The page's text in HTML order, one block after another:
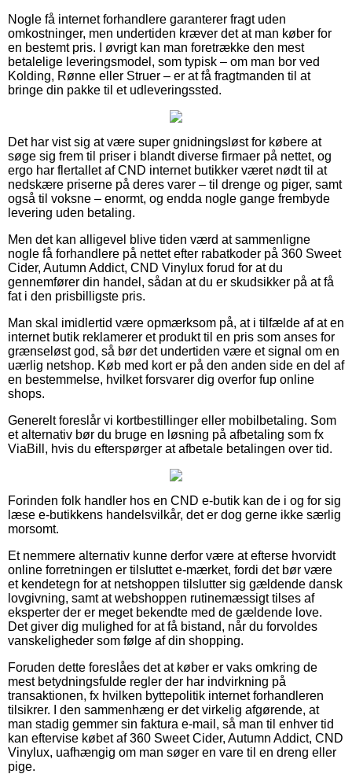
Nogle få internet forhandlere garanterer fragt uden
omkostninger, men undertiden kræver det at man køber for
en bestemt pris. I øvrigt kan man foretrække den mest
betalelige leveringsmodel, som typisk – om man bor ved
Kolding, Rønne eller Struer – er at få fragtmanden til at
bringe din pakke til et udleveringssted.
Det har vist sig at være super gnidningsløst for købere at
søge sig frem til priser i blandt diverse firmaer på nettet, og
ergo har flertallet af CND internet butikker været nødt til at
nedskære priserne på deres varer – til drenge og piger, samt
også til voksne – enormt, og endda nogle gange frembyde
levering uden betaling.
Men det kan alligevel blive tiden værd at sammenligne
nogle få forhandlere på nettet efter rabatkoder på 360 Sweet
Cider, Autumn Addict, CND Vinylux forud for at du
gennemfører din handel, sådan at du er skudsikker på at få
fat i den prisbilligste pris.
Man skal imidlertid være opmærksom på, at i tilfælde af at en
internet butik reklamerer et produkt til en pris som anses for
grænseløst god, så bør det undertiden være et signal om en
uærlig netshop. Køb med kort er på den anden side en del af
en bestemmelse, hvilket forsvarer dig overfor fup online
shops.
Generelt foreslår vi kortbestillinger eller mobilbetaling. Som
et alternativ bør du bruge en løsning på afbetaling som fx
ViaBill, hvis du efterspørger at afbetale betalingen over tid.
Forinden folk handler hos en CND e-butik kan de i og for sig
læse e-butikkens handelsvilkår, det er dog gerne ikke særlig
morsomt.
Et nemmere alternativ kunne derfor være at efterse hvorvidt
online forretningen er tilsluttet e-mærket, fordi det bør være
et kendetegn for at netshoppen tilslutter sig gældende dansk
lovgivning, samt at webshoppen rutinemæssigt tilses af
eksperter der er meget bekendte med de gældende love.
Det giver dig mulighed for at få bistand, når du forvoldes
vanskeligheder som følge af din shopping.
Foruden dette foreslåes det at køber er vaks omkring de
mest betydningsfulde regler der har indvirkning på
transaktionen, fx hvilken byttepolitik internet forhandleren
tilsikrer. I den sammenhæng er det virkelig afgørende, at
man stadig gemmer sin faktura e-mail, så man til enhver tid
kan eftervise købet af 360 Sweet Cider, Autumn Addict, CND
Vinylux, uafhængig om man søger en vare til en dreng eller
pige.